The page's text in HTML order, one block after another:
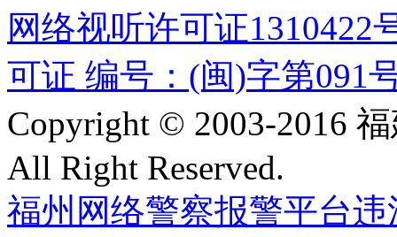
网络视听许可证1310422
可证 编号：(闽)字第091
Copyright © 2003-2016
All Right Reserved.
福州网络警察报警平台违